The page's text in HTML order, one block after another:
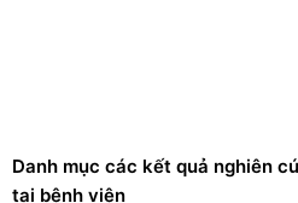
Danh mục các kết quả nghiên
tại bệnh viện